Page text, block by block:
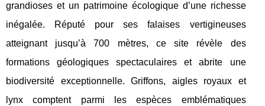
grandioses et un patrimoine écologique d’une richesse
inégalée. Réputé pour ses falaises vertigineuses
atteignant jusqu’à 700 mètres, ce site révèle des
formations géologiques spectaculaires et abrite une
biodiversité exceptionnelle. Griffons, aigles royaux et
lynx comptent parmi les espèces emblématiques